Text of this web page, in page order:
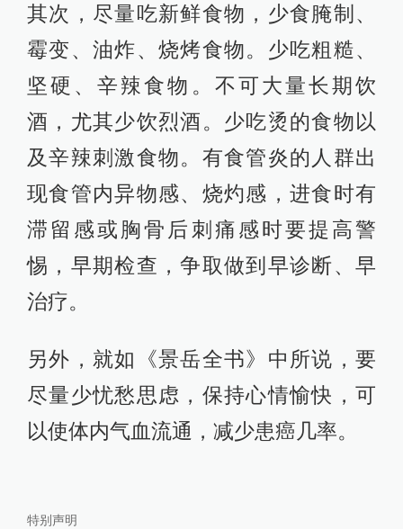
其次，尽量吃新鲜食物，少食腌制、
霉变、油炸、烧烤食物。少吃粗糙、
坚硬、辛辣食物。不可大量长期饮
酒，尤其少饮烈酒。少吃烫的食物以
及辛辣刺激食物。有食管炎的人群出
现食管内异物感、烧灼感，进食时有
滞留感或胸骨后刺痛感时要提高警
惕，早期检查，争取做到早诊断、早
治疗。
另外，就如《景岳全书》中所说，要
尽量少忧愁思虑，保持心情愉快，可
以使体内气血流通，减少患癌几率。
特别声明